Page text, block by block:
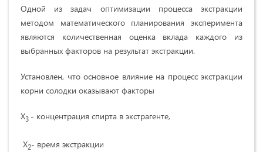
Одной из задач оптимизации процесса экстракции
методом математического планирования эксперимента
являются количественная оценка вклада каждого из
выбранных факторов на результат экстракции.
Установлен, что основное влияние на процесс экстракции
корни солодки оказывают факторы
Х3 - концентрация спирта в экстрагенте,
Х2- время экстракции